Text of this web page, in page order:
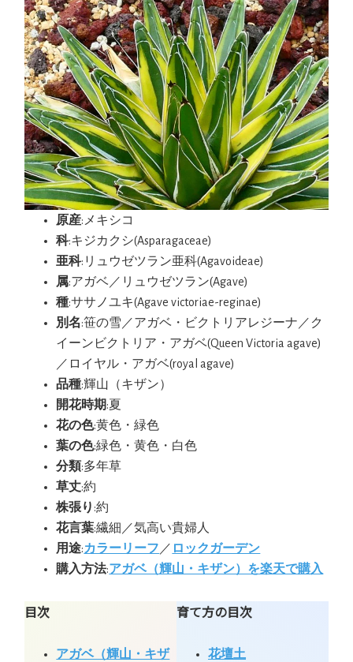
原産:メキシコ
科:キジカクシ(Asparagaceae)
亜科:リュウゼツラン亜科(Agavoideae)
属:アガベ／リュウゼツラン(Agave)
種:ササノユキ(Agave victoriae-reginae)
別名:笹の雪／アガベ・ビクトリアレジーナ／ク
イーンビクトリア・アガベ(Queen Victoria agave)
／ロイヤル・アガベ(royal agave)
品種:輝山（キザン）
開花時期:夏
花の色:黄色・緑色
葉の色:緑色・黄色・白色
分類:多年草
草丈:約
株張り :約
花言葉:繊細／気高い貴婦人
用途:カラーリーフ ／ ロックガーデン
購入方法:アガベ（輝山・キザン）を楽天で購入
目次
アガベ（輝山・キザ
育て方の目次
花壇土